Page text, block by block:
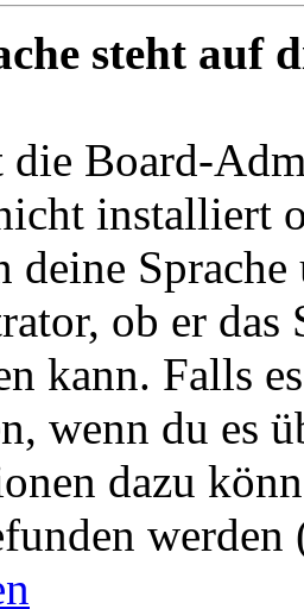
steht auf
die Board-
installiert
deine
ob er das
kann. Falls
wenn du es
dazu